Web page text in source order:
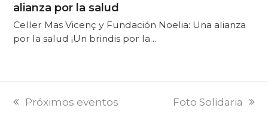
alianza por la salud
Celler Mas Vicenç y Fundación Noelia: Una alianza
por la salud ¡Un brindis por la…
Próximos eventos
NEXT
Foto Solidaria